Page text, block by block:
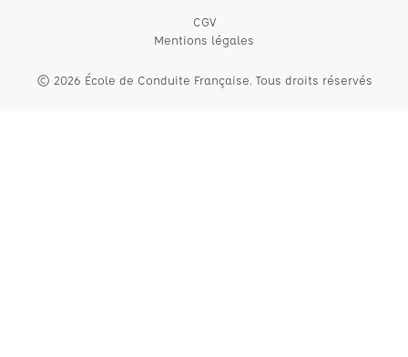
CGV
Mentions légales
© 2026 École de Conduite Française. Tous droits réservés